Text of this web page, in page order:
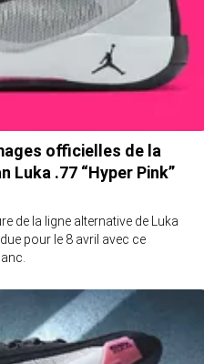
officielles de la
Luka .77 “Hyper Pink”
de la ligne alternative de Luka
pour le 8 avril avec ce